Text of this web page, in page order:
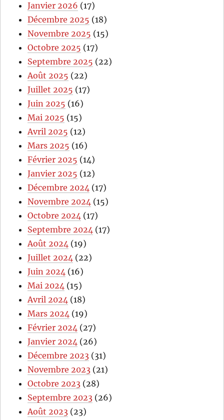
Janvier 2026 (17)
Décembre 2025 (18)
Novembre 2025 (15)
Octobre 2025 (17)
Septembre 2025 (22)
Août 2025 (22)
Juillet 2025 (17)
Juin 2025 (16)
Mai 2025 (15)
Avril 2025 (12)
Mars 2025 (16)
Février 2025 (14)
Janvier 2025 (12)
Décembre 2024 (17)
Novembre 2024 (15)
Octobre 2024 (17)
Septembre 2024 (17)
Août 2024 (19)
Juillet 2024 (22)
Juin 2024 (16)
Mai 2024 (15)
Avril 2024 (18)
Mars 2024 (19)
Février 2024 (27)
Janvier 2024 (26)
Décembre 2023 (31)
Novembre 2023 (21)
Octobre 2023 (28)
Septembre 2023 (26)
Août 2023 (23)